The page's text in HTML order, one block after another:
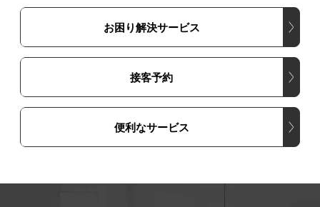
お困り解決サービス
接客予約
便利なサービス